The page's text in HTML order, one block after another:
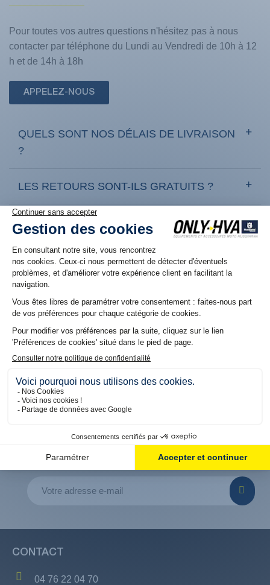
Pour toutes vos autres questions n'hésitez pas à nous
contacter par téléphone du Lundi au Vendredi de 10h à 12
h et de 14h à 18h
APPELEZ-NOUS
QUELS SONT NOS DÉLAIS DE LIVRAISON
?
LES RETOURS SONT-ILS GRATUITS ?
COMMENT RETOURNER UN PRODUIT ?
NOS RÉSEAUX
Suivez nous sur nos réseaux pour découvrir les dernières
offres et promos
5% DE REMISE OFFERT
SUR VOTRE PREMIÈRE COMMANDE
En vous inscrivant à notre Newsletter
CONTACT
04 76 22 04 70